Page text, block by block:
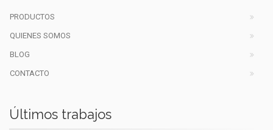
PRODUCTOS
QUIENES SOMOS
BLOG
CONTACTO
Últimos trabajos